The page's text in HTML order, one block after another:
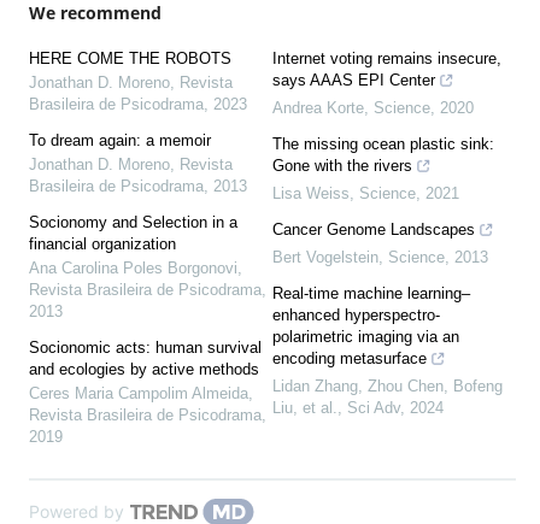
We recommend
HERE COME THE ROBOTS
Jonathan D. Moreno, Revista
Brasileira de Psicodrama, 2023
To dream again: a memoir
Jonathan D. Moreno, Revista
Brasileira de Psicodrama, 2013
Socionomy and Selection in a
financial organization
Ana Carolina Poles Borgonovi,
Revista Brasileira de Psicodrama,
2013
Socionomic acts: human survival
and ecologies by active methods
Ceres Maria Campolim Almeida,
Revista Brasileira de Psicodrama,
2019
Internet voting remains insecure,
says AAAS EPI Center
Andrea Korte, Science, 2020
The missing ocean plastic sink:
Gone with the rivers
Lisa Weiss, Science, 2021
Cancer Genome Landscapes
Bert Vogelstein, Science, 2013
Real-time machine learning–
enhanced hyperspectro-
polarimetric imaging via an
encoding metasurface
Lidan Zhang, Zhou Chen, Bofeng
Liu, et al., Sci Adv, 2024
Powered by